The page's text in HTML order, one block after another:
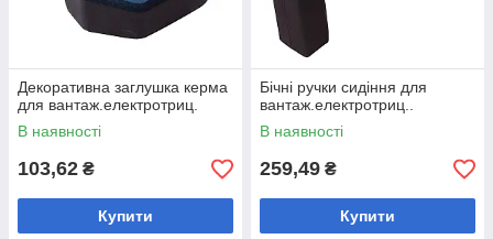
Декоративна заглушка керма
для вантаж.електротриц.
В наявності
103,62 ₴
Купити
Бічні ручки сидіння для
вантаж.електротриц..
В наявності
259,49 ₴
Купити